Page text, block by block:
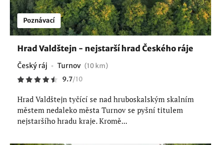
Poznávací
Hrad Valdštejn - nejstarší hrad Českého ráje
Český ráj Turnov (10 km)
9.7/10
Hrad Valdštejn tyčící se nad hruboskalským skalním
městem nedaleko města Turnov se pyšní titulem
nejstaršího hradu kraje. Kromě...